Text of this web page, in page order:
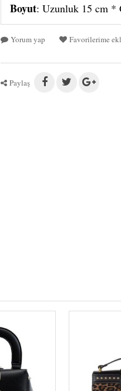
Boyut: Uzunluk 15 cm *
Yorum yap Favorilerime
Paylaş